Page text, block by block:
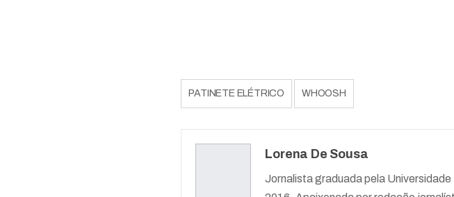
PATINETE ELÉTRICO WHOOSH
Lorena De Sousa
Jornalista graduada pela